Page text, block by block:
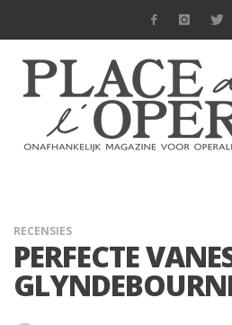
RECENSIES
PERFECTE